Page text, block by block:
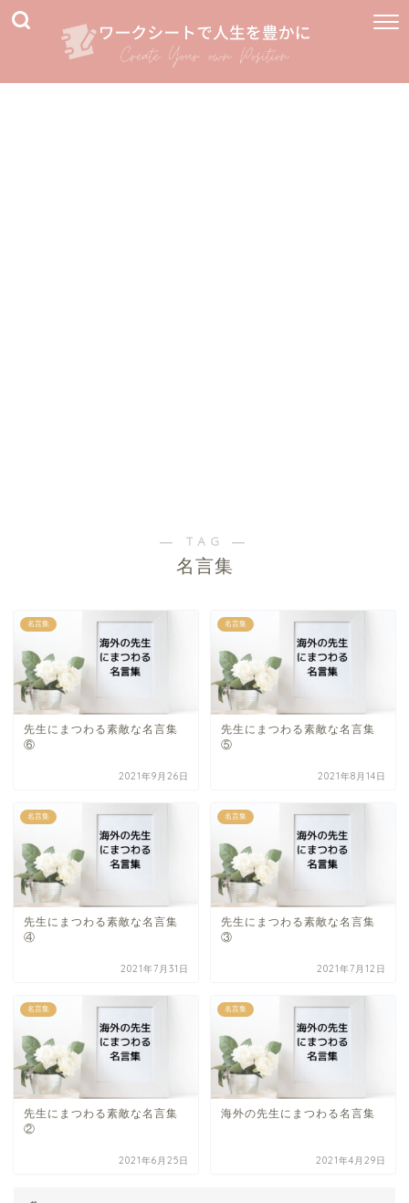
― TAG ―
名言集
名言集
先生にまつわる素敵な名言集
⑥
2021年9月26日
名言集
先生にまつわる素敵な名言集
⑤
2021年8月14日
名言集
先生にまつわる素敵な名言集
④
2021年7月31日
名言集
先生にまつわる素敵な名言集
③
2021年7月12日
名言集
先生にまつわる素敵な名言集
②
2021年6月25日
名言集
海外の先生にまつわる名言集
2021年4月29日